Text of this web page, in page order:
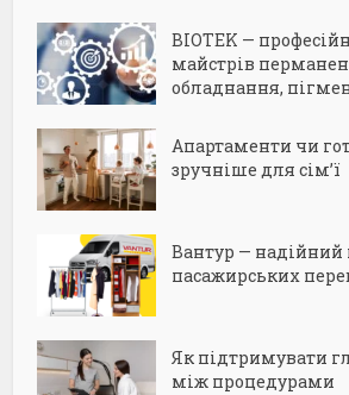
BIOTEK —
майстрів
обладнання,
Апартаменти чи
зручніше для сім’ї
Вантур — надійний
пасажирських
Як підтримувати
між процедурами